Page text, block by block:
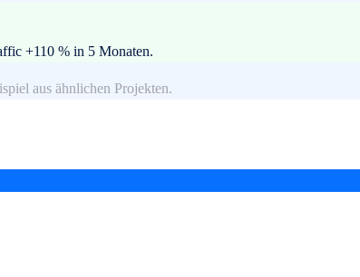
+110 % in 5 Monaten.
aus ähnlichen Projekten.